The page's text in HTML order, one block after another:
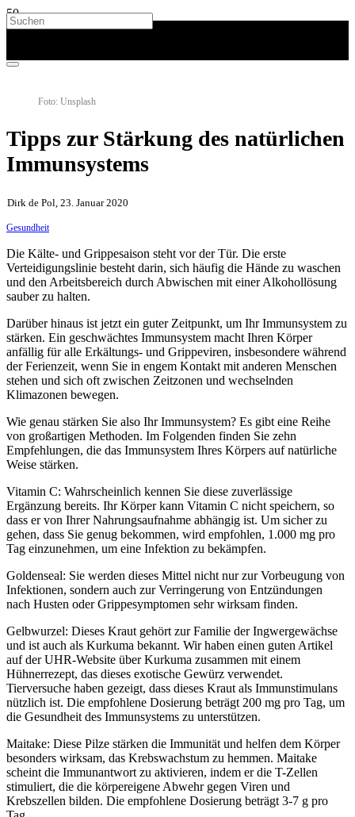
Foto: Unsplash
Tipps zur Stärkung des natürlichen
Immunsystems
Dirk de Pol, 23. Januar 2020
Gesundheit
Die Kälte- und Grippesaison steht vor der Tür. Die erste
Verteidigungslinie besteht darin, sich häufig die Hände zu waschen
und den Arbeitsbereich durch Abwischen mit einer Alkohollösung
sauber zu halten.
Darüber hinaus ist jetzt ein guter Zeitpunkt, um Ihr Immunsystem zu
stärken. Ein geschwächtes Immunsystem macht Ihren Körper
anfällig für alle Erkältungs- und Grippeviren, insbesondere während
der Ferienzeit, wenn Sie in engem Kontakt mit anderen Menschen
stehen und sich oft zwischen Zeitzonen und wechselnden
Klimazonen bewegen.
Wie genau stärken Sie also Ihr Immunsystem? Es gibt eine Reihe
von großartigen Methoden. Im Folgenden finden Sie zehn
Empfehlungen, die das Immunsystem Ihres Körpers auf natürliche
Weise stärken.
Vitamin C: Wahrscheinlich kennen Sie diese zuverlässige
Ergänzung bereits. Ihr Körper kann Vitamin C nicht speichern, so
dass er von Ihrer Nahrungsaufnahme abhängig ist. Um sicher zu
gehen, dass Sie genug bekommen, wird empfohlen, 1.000 mg pro
Tag einzunehmen, um eine Infektion zu bekämpfen.
Goldenseal: Sie werden dieses Mittel nicht nur zur Vorbeugung von
Infektionen, sondern auch zur Verringerung von Entzündungen
nach Husten oder Grippesymptomen sehr wirksam finden.
Gelbwurzel: Dieses Kraut gehört zur Familie der Ingwergewächse
und ist auch als Kurkuma bekannt. Wir haben einen guten Artikel
auf der UHR-Website über Kurkuma zusammen mit einem
Hühnerrezept, das dieses exotische Gewürz verwendet.
Tierversuche haben gezeigt, dass dieses Kraut als Immunstimulans
nützlich ist. Die empfohlene Dosierung beträgt 200 mg pro Tag, um
die Gesundheit des Immunsystems zu unterstützen.
Maitake: Diese Pilze stärken die Immunität und helfen dem Körper
besonders wirksam, das Krebswachstum zu hemmen. Maitake
scheint die Immunantwort zu aktivieren, indem er die T-Zellen
stimuliert, die die körpereigene Abwehr gegen Viren und
Krebszellen bilden. Die empfohlene Dosierung beträgt 3-7 g pro